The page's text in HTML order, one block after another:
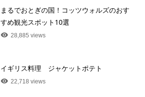
まるでおとぎの国！コッツウォルズのおす
すめ観光スポット10選
28,885 views
イギリス料理 ジャケットポテト
22,718 views